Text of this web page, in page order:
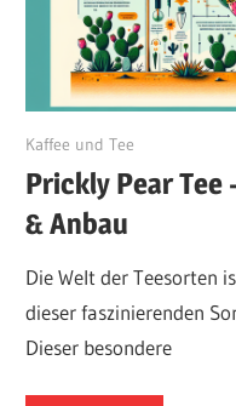
August 15, 2024
Kaffee und Tee
Prickly Pear Tee
& Anbau
Die Welt der Teesorten
dieser faszinierenden
Dieser besondere